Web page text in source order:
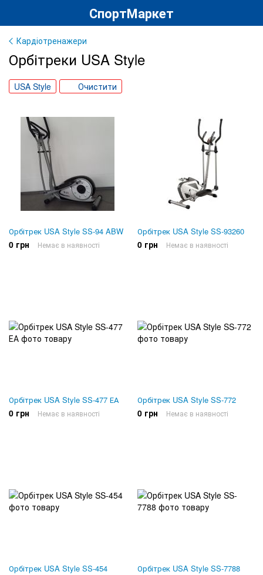
СпортМаркет
Кардіотренажери
Орбітреки USA Style
USA Style Очистити
Орбітрек USA Style SS-94 ABW
0 грн Немає в наявності
Орбітрек USA Style SS-93260
0 грн Немає в наявності
Орбітрек USA Style SS-477 ЕА
0 грн Немає в наявності
Орбітрек USA Style SS-772
0 грн Немає в наявності
Орбітрек USA Style SS-454 Орбітрек USA Style SS-7788